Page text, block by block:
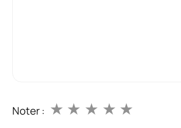
Noter : ★
★
★
★
★